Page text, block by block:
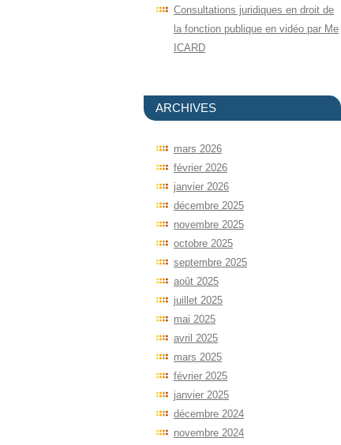
Consultations juridiques en droit de
la fonction publique en vidéo par Me
ICARD
ARCHIVES
mars 2026
février 2026
janvier 2026
décembre 2025
novembre 2025
octobre 2025
septembre 2025
août 2025
juillet 2025
mai 2025
avril 2025
mars 2025
février 2025
janvier 2025
décembre 2024
novembre 2024